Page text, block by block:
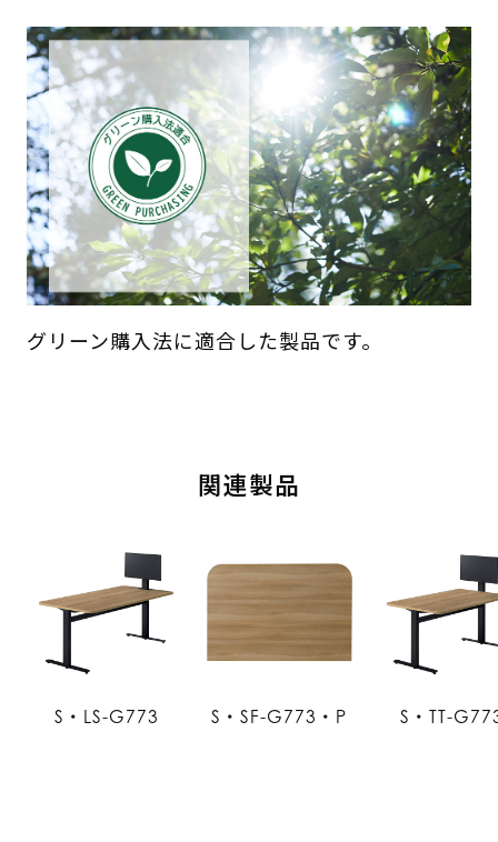
グリーン購入法に適合した製品です。
関連製品
S・LS-G773 S・SF-G773・P S・TT-